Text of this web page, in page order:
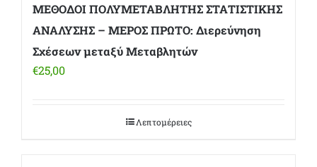
ΜΕΘΟΔΟΙ ΠΟΛΥΜΕΤΑΒΛΗΤΗΣ ΣΤΑΤΙΣΤΙΚΗΣ
ΑΝΑΛΥΣΗΣ – ΜΕΡΟΣ ΠΡΩΤΟ: Διερεύνηση
Σχέσεων μεταξύ Μεταβλητών
€25,00
Λεπτομέρειες